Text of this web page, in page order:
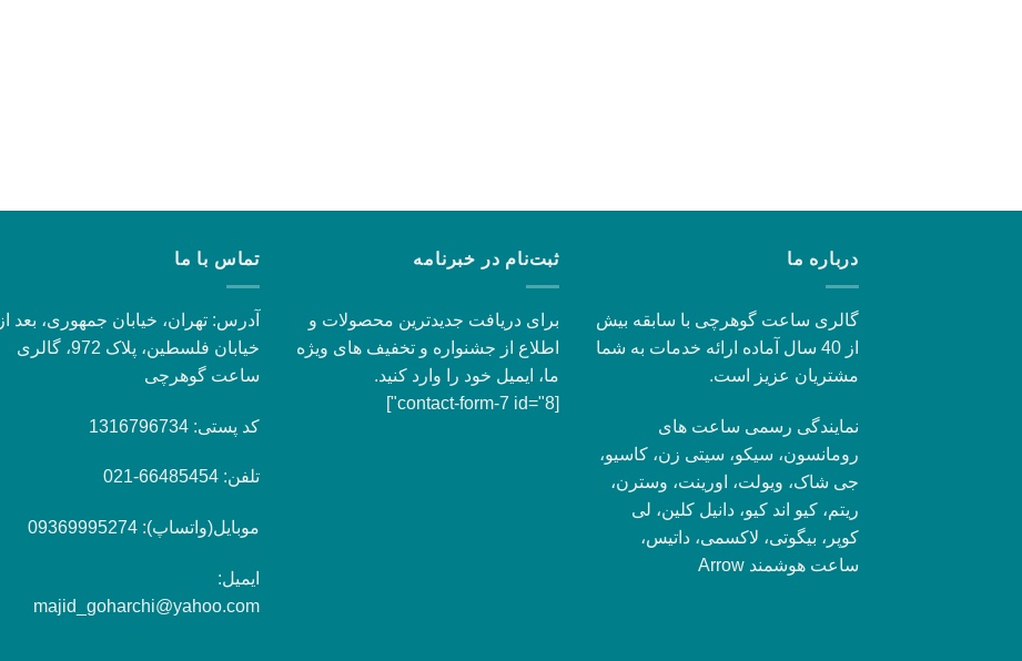
درباره ما
گالری ساعت گوهرچی با سابقه بیش
از 40 سال آماده ارائه خدمات به شما
مشتریان عزیز است.
نمایندگی رسمی ساعت های
رومانسون، سیکو، سیتی زن، کاسیو،
جی شاک، ویولت، اورینت، وسترن،
ریتم، کیو اند کیو، دانیل کلین، لی
کوپر، بیگوتی، لاکسمی، داتیس،
ساعت هوشمند Arrow
ثبت‌نام در خبرنامه
برای دریافت جدیدترین محصولات و
اطلاع از جشنواره و تخفیف های ویژه
ما، ایمیل خود را وارد کنید.
[contact-form-7 id="8"]
تماس با ما
آدرس: تهران، خیابان جمهوری، بعد از
خیابان فلسطین، پلاک 972، گالری
ساعت گوهرچی
کد پستی: 1316796734
تلفن: 66485454-021
موبایل(واتساپ): 09369995274
ایمیل:
majid_goharchi@yahoo.com